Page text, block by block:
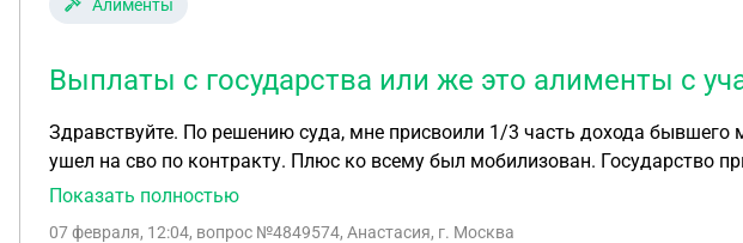
Алименты
Выплаты с государства или же это алименты с
Здравствуйте. По решению суда, мне присвоили 1/3 часть дохода
ушел на сво по контракту. Плюс ко всему был мобилизован. Государство
Показать полностью
07 февраля, 12:04, вопрос №4849574, Анастасия, г. Москва